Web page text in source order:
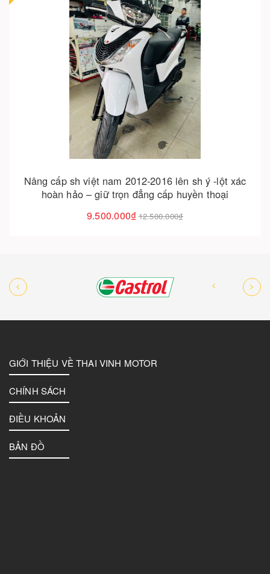
Nâng cấp sh việt nam 2012-2016 lên sh ý -lột xác
hoàn hảo – giữ trọn đẳng cấp huyền thoại
9.500.000₫12.500.000₫
Cho vào giỏ hàng
GIỚI THIỆU VỀ THAI VINH MOTOR
CHÍNH SÁCH
ĐIỀU KHOẢN
BẢN ĐỒ